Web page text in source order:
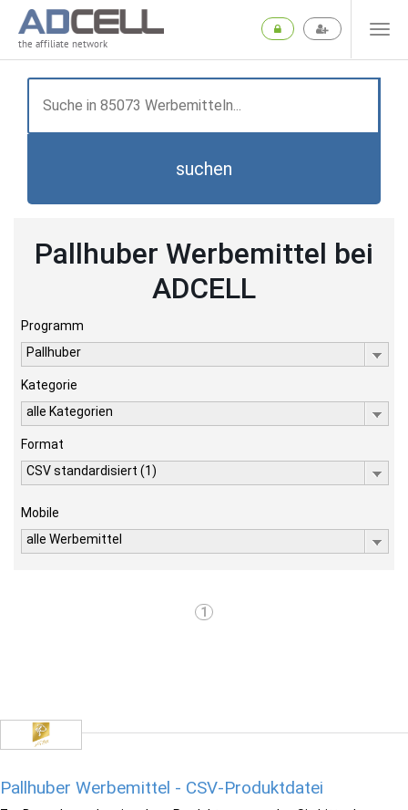
the affiliate network
suchen
Pallhuber Werbemittel bei
ADCELL
Programm
Pallhuber
Kategorie
alle Kategorien
Format
CSV standardisiert (1)
Mobile
alle Werbemittel
1
Pallhuber Werbemittel - CSV-Produktdatei